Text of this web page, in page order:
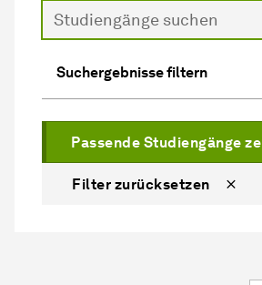
Suchergebnisse filtern
Passende Studiengänge
Filter zurücksetzen